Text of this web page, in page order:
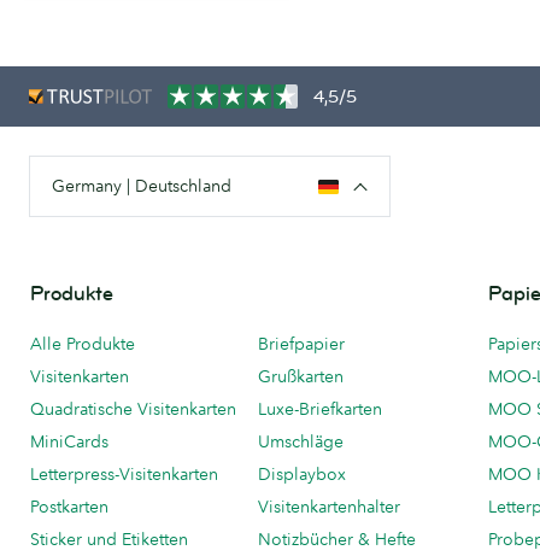
4,5/5
Germany | Deutschland
Produkte
Alle Produkte
Visitenkarten
Quadratische Visitenkarten
MiniCards
Letterpress-Visitenkarten
Postkarten
Sticker und Etiketten
Briefpapier
Grußkarten
Luxe-Briefkarten
Umschläge
Displaybox
Visitenkartenhalter
Notizbücher & Hefte
MOO-
MOO
MOO